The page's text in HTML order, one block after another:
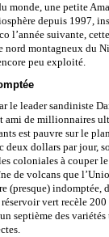
monde, une petite
depuis 1997,
l’année suivante,
nord montagneux du
peu exploité.
le leader sandiniste
ami de millionnaires
est pauvre sur le
dollars par jour,
coloniales à couper
de volcans que
(presque) indomptée,
vert recèle 200
septième des